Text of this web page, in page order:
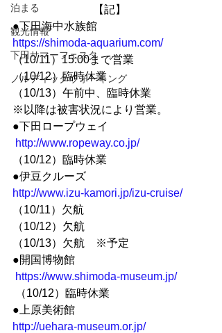
泊まる
観光情報
下田サマーフェスタ
ノルディックウォーキング
【記】
●下田海中水族館
https://shimoda-aquarium.com/
（10/11）15:00まで営業
（10/12）臨時休業
（10/13）午前中、臨時休業
※以降は被害状況により営業。
●下田ロープウェイ
http://www.ropeway.co.jp/
（10/12）臨時休業
●伊豆クルーズ
http://www.izu-kamori.jp/izu-cruise/
（10/11）欠航
（10/12）欠航
（10/13）欠航　※予定
●開国博物館
https://www.shimoda-museum.jp/
（10/12）臨時休業
●上原美術館
http://uehara-museum.or.jp/